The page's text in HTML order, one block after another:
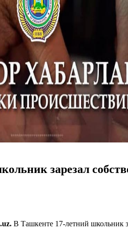
зарезал
В Ташкенте 17-летний школьник